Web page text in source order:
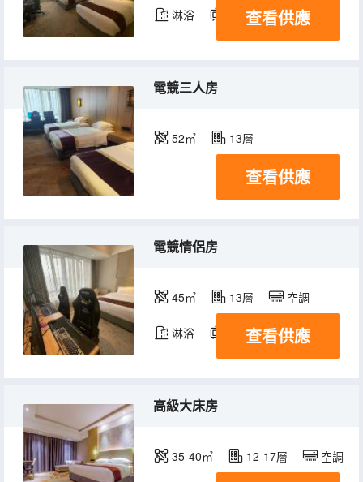
淋浴 電視機
查看供應
電競三人房
52㎡ 13層
查看供應
電競情侶房
45㎡ 13層 空調
淋浴 電視機
查看供應
高級大床房
35-40㎡ 12-17層 空調